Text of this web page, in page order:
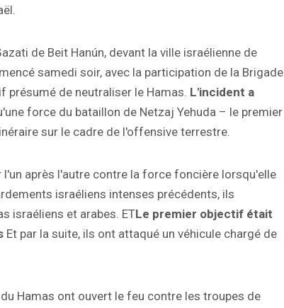
de Beit Hanún, devant la ville israélienne de
samedi soir, avec la participation de la Brigade
présumé de neutraliser le Hamas. L'incident a
force du bataillon de Netzaj Yehuda – le premier
sur le cadre de l'offensive terrestre.
après l'autre contre la force foncière lorsqu'elle
israéliens intenses précédents, ils
israéliens et arabes. ETLe premier objectif était
Et par la suite, ils ont attaqué un véhicule chargé de
Hamas ont ouvert le feu contre les troupes de